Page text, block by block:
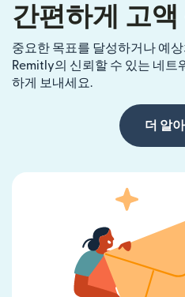
간편하게 고액
중요한 목표를 달성하거나 예
Remitly의 신뢰할 수 있는 네트
하게 보내세요.
더 알